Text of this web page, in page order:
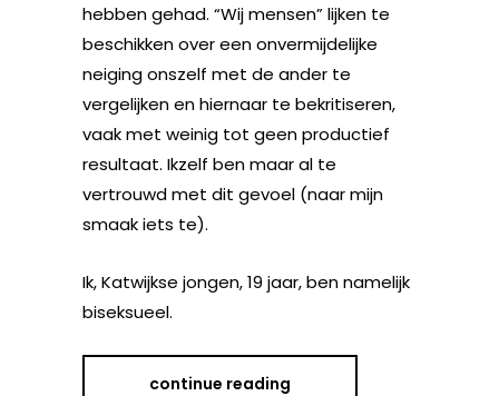
hebben gehad. “Wij mensen” lijken te
beschikken over een onvermijdelijke
neiging onszelf met de ander te
vergelijken en hiernaar te bekritiseren,
vaak met weinig tot geen productief
resultaat. Ikzelf ben maar al te
vertrouwd met dit gevoel (naar mijn
smaak iets te).
Ik, Katwijkse jongen, 19 jaar, ben namelijk
biseksueel.
continue reading